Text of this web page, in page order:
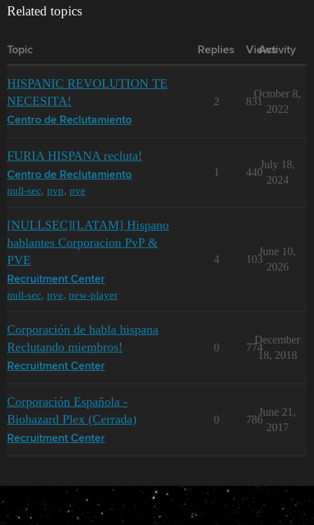
Related topics
Topic Replies Views
Activity
HISPANIC REVOLUTION TE
NECESITA!
Centro de Reclutamiento
2 831
October 8,
2022
FURIA HISPANA recluta!
Centro de Reclutamiento
null-sec, pvp, pve
1 440
July 18,
2024
[NULLSEC][LATAM] Hispano
hablantes Corporacion PvP &
PVE
Recruitment Center
null-sec, pve, new-player
4 103
June 10,
2026
Corporación de habla hispana
Reclutando miembros!
Recruitment Center
0 774
December
18, 2018
Corporación Española -
Biohazard Plex (Cerrada)
Recruitment Center
0 786
June 21,
2017